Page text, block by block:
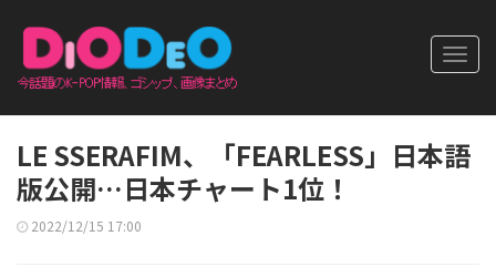
LE SSERAFIM、「FEARLESS」日本語
版公開…日本チャート1位！
2022/12/15 17:00